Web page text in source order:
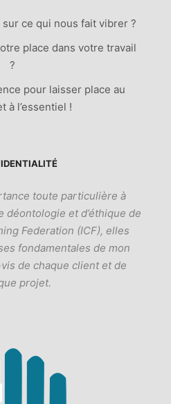
ce qui nous fait vibrer ?
place dans votre travail
?
pour laisser place au
à l’essentiel !
toute particulière à
déontologie et d’éthique de
Federation (ICF), elles
fondamentales de mon
de chaque client et de
projet.